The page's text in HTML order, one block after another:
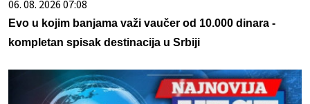
06. 08. 2026 07:08
Evo u kojim banjama važi vaučer od 10.000 dinara -
kompletan spisak destinacija u Srbiji